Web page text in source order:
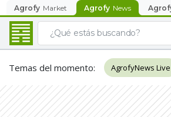
Agrofy Market Agrofy News
Temas del momento: AgrofyNews Live